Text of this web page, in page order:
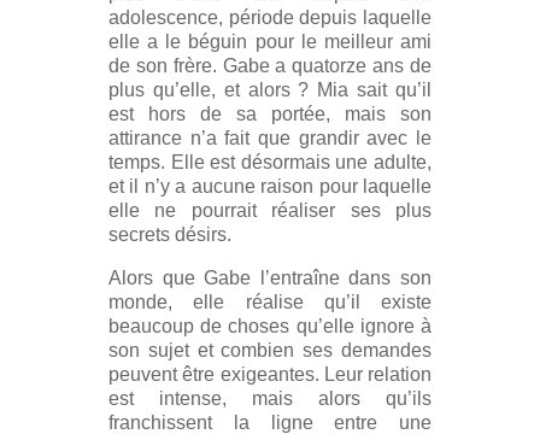
adolescence, période depuis laquelle
elle a le béguin pour le meilleur ami
de son frère. Gabe a quatorze ans de
plus qu’elle, et alors ? Mia sait qu’il
est hors de sa portée, mais son
attirance n’a fait que grandir avec le
temps. Elle est désormais une adulte,
et il n’y a aucune raison pour laquelle
elle ne pourrait réaliser ses plus
secrets désirs.
Alors que Gabe l’entraîne dans son
monde, elle réalise qu’il existe
beaucoup de choses qu’elle ignore à
son sujet et combien ses demandes
peuvent être exigeantes. Leur relation
est intense, mais alors qu’ils
franchissent la ligne entre une